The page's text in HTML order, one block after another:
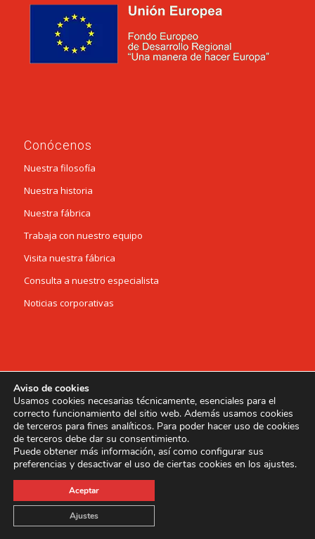
Conócenos
Nuestra filosofía
Nuestra historia
Nuestra fábrica
Trabaja con nuestro equipo
Visita nuestra fábrica
Consulta a nuestro especialista
Noticias corporativas
Newsletter
¡Suscríbete!. Te enviaremos periódicamente artículos y
noticias que esperamos sean de tu interés.
Suscribirse
Aviso de cookies
Usamos cookies necesarias técnicamente, esenciales para el
correcto funcionamiento del sitio web. Además usamos cookies
de terceros para fines analíticos. Para poder hacer uso de cookies
de terceros debe dar su consentimiento.
Puede obtener más información, así como configurar sus
preferencias y desactivar el uso de ciertas cookies en los ajustes.
Aceptar
Ajustes